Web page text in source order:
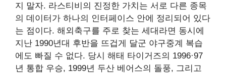
지 말자. 라스티비의 진정한 가치는 서로 다른 종목
의 데이터가 하나의 인터페이스 안에 정리되어 있다
는 점이다. 해외축구를 주로 찾는 세대라면 동시에
지난 1990년대 후반을 뜨겁게 달군 야구중계 복습
에도 빠질 수 없다. 당시 해태 타이거즈의 1996·97
년 통합 우승, 1999년 두산 베어스의 돌풍, 그리고